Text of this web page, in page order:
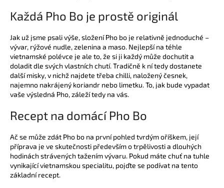
Každá Pho Bo je prostě originál
Jak už jsme psali výše, složení Pho bo je relativně jednoduché –
vývar, rýžové nudle, zelenina a maso. Nejlepší na téhle
vietnamské polévce je ale to, že si ji každý může dochutit a
doladit dle svých vlastních chutí. Tradičně k ní tedy dostanete
další misky, v nichž najdete třeba chilli, naložený česnek,
najemno nakrájený koriandr nebo limetku. To, jak bude vypadat
vaše výsledná Pho, záleží tedy na vás.
Recept na domácí Pho Bo
Ač se může zdát Pho bo na první pohled tvrdým oříškem, její
příprava je ve skutečnosti především o trpělivosti a dlouhých
hodinách strávených tažením vývaru. Pokud máte chuť na tuhle
vynikající vietnamskou specialitu, pojďte se podívat na tento
základní recept.